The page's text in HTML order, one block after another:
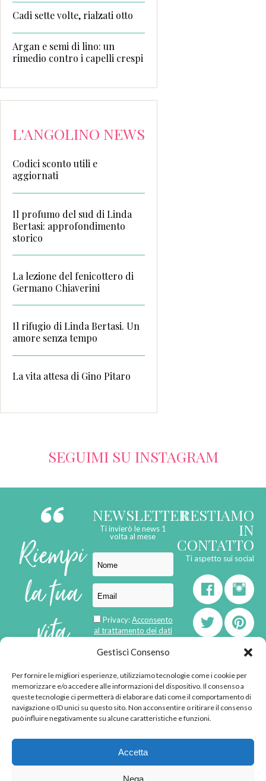
Gestisci Consenso
Per fornire le migliori esperienze, utilizziamo tecnologie come i cookie per
memorizzare e/o accedere alle informazioni del dispositivo. Il consenso a
queste tecnologie ci permetterà di elaborare dati come il comportamento di
navigazione o ID unici su questo sito. Non acconsentire o ritirare il consenso
può influire negativamente su alcune caratteristiche e funzioni.
Accetta
Nega
Cadi sette volte, rialzati otto
Argan e semi di lino: un
rimedio contro i capelli crespi
L'ANGOLINO NEWS
Codici sconto utili e
aggiornati
Il profumo del sud di Linda
Bertasi: approfondimento
storico
La lezione del fenicottero di
Germano Chiaverini
Il rifugio di Linda Bertasi. Un
amore senza tempo
La vita attesa di Gino Pitaro
SEGUIMI SU INSTAGRAM
Riempi
la tua
vita
di
emozioni
NEWSLETTER
Ti invierò le news 1
volta al mese
Privacy:Acconsento
al trattamento dei dati
RESTIAMO
IN
CONTATTO
Ti aspetto sui social
born inMaMaStudiOs